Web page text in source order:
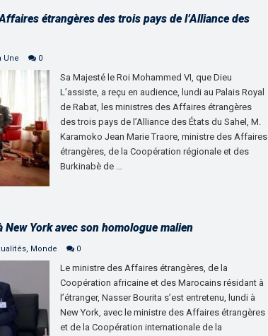
étrangères des trois pays de l’Alliance des
Une 0
Sa Majesté le Roi Mohammed VI, que Dieu
L’assiste, a reçu en audience, lundi au Palais Royal
de Rabat, les ministres des Affaires étrangères
des trois pays de l’Alliance des États du Sahel, M.
Karamoko Jean Marie Traore, ministre des Affaires
étrangères, de la Coopération régionale et des
Burkinabè de …
New York avec son homologue malien
, Monde 0
Le ministre des Affaires étrangères, de la
Coopération africaine et des Marocains résidant à
l’étranger, Nasser Bourita s’est entretenu, lundi à
New York, avec le ministre des Affaires étrangères
et de la Coopération internationale de la